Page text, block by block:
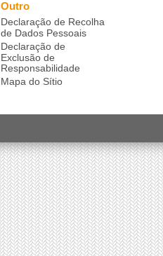
Outro
Declaração de Recolha
de Dados Pessoais
Declaração de
Exclusão de
Responsabilidade
Mapa do Sítio